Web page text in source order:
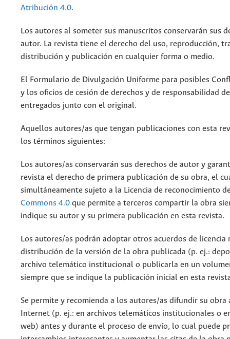
Atribución 4.0.
Los autores al someter sus manuscritos conservarán sus
autor. La revista tiene el derecho del uso, reproducción,
distribución y publicación en cualquier forma o medio.
El Formulario de Divulgación Uniforme para posibles
y los oficios de cesión de derechos y de responsabilidad
entregados junto con el original.
Aquellos autores/as que tengan publicaciones con esta
los términos siguientes:
Los autores/as conservarán sus derechos de autor y
revista el derecho de primera publicación de su obra, el
simultáneamente sujeto a la Licencia de reconocimiento
Commons 4.0 que permite a terceros compartir la obra
indique su autor y su primera publicación en esta revista.
Los autores/as podrán adoptar otros acuerdos de licencia
distribución de la versión de la obra publicada (p. ej.:
archivo telemático institucional o publicarla en un
siempre que se indique la publicación inicial en esta
Se permite y recomienda a los autores/as difundir su obra
Internet (p. ej.: en archivos telemáticos institucionales o
web) antes y durante el proceso de envío, lo cual puede